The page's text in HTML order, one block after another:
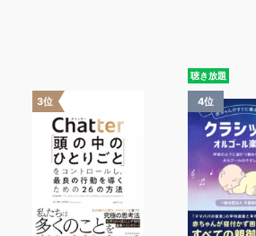
3位
聴き放題
4位